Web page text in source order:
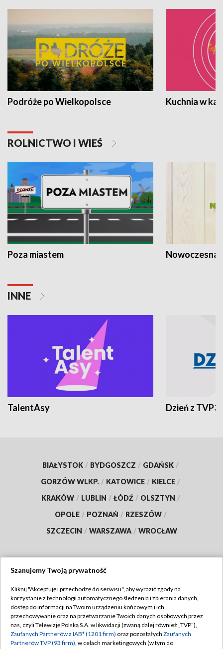
Podróże po Wielkopolsce Kuchnia w
ROLNICTWO I WIEŚ
Poza miastem Nowoczesna
INNE
TalentAsy Dzień z TVP3
BIAŁYSTOK / BYDGOSZCZ / GDAŃSK /
GORZÓW WLKP. / KATOWICE / KIELCE /
KRAKÓW / LUBLIN / ŁÓDŹ / OLSZTYN /
OPOLE / POZNAŃ / RZESZÓW /
SZCZECIN / WARSZAWA / WROCŁAW
TVP
Abonament TVP
Emisja w TVP
Regulamin TVP
Polityka prywatności
Szanujemy Twoją prywatność
Kliknij "Akceptuję i przechodzę do serwisu", aby wyrazić zgody na
korzystanie z technologii automatycznego śledzenia i zbierania danych,
dostęp do informacji na Twoim urządzeniu końcowym i ich
przechowywanie oraz na przetwarzanie Twoich danych osobowych przez
nas, czyli Telewizję Polską S.A. w likwidacji (zwaną dalej również „TVP”),
Zaufanych Partnerów z IAB* (1201 firm) oraz pozostałych Zaufanych
Partnerów TVP (93 firm), w celach marketingowych (w tym do